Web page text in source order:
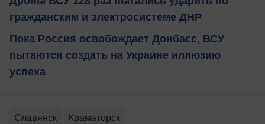
гражданским и электросистеме ДНР
Пока Россия освобождает Донбасс, ВСУ
пытаются создать на Украине иллюзию
успеха
Славянск Краматорск